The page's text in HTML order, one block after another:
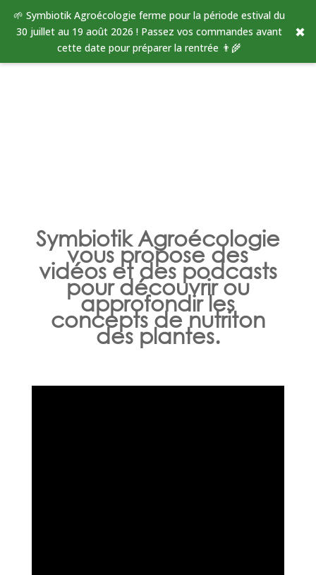
🌱 Symbiotik Agroécologie ferme pour la période estival du
30 juillet au 19 août 2026 ! Passez vos commandes avant
cette date pour préparer la rentrée 👨‍🌾
✖
Symbiotik Agroécologie
vous propose des
vidéos et des podcasts
pour découvrir ou
approfondir les
concepts de nutriton
des plantes.